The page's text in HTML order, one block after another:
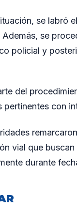
se labró
Además, se
policial y
del
pertinentes con
vial que
durante